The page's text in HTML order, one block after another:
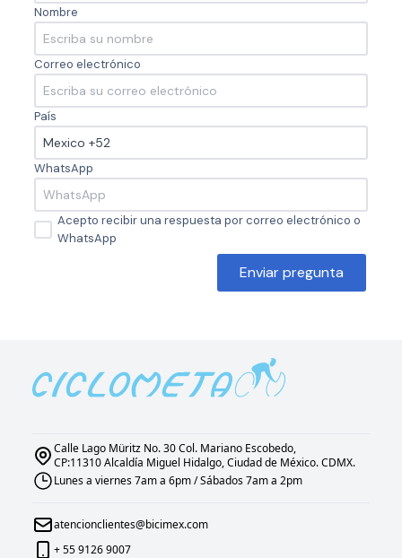
Nombre
Correo electrónico
País
WhatsApp
Acepto recibir una respuesta por correo electrónico o
WhatsApp
Enviar pregunta
Calle Lago Müritz No. 30 Col. Mariano Escobedo,
CP:11310 Alcaldía Miguel Hidalgo, Ciudad de México. CDMX.
Lunes a viernes 7am a 6pm / Sábados 7am a 2pm
atencionclientes@bicimex.com
+ 55 9126 9007